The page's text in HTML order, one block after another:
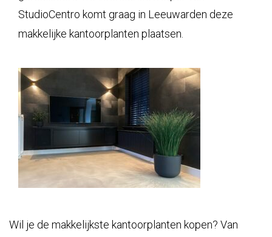
Wil je de makkelijkste kantoorplanten kopen? Van